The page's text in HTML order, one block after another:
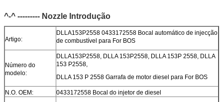
^-^ --------- Nozzle Introdução
Artigo:
DLLA153P2558 0433172558 Bocal automático de injecção
de combustível para For BOS
Número do
modelo:
DLLA153P2558, DLLA 153P2558, DLLA 153P 2558, DLLA
153 P2558,
DLLA 153 P 2558 Garrafa de motor diesel para For BOS
N.O. OEM:
0433172558 Bocal do injetor de diesel